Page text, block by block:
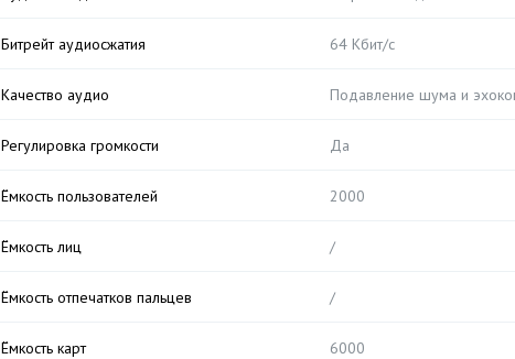
Битрейт аудиосжатия 64 Кбит/с
Качество аудио Подавление шума и
Регулировка громкости Да
Ёмкость пользователей 2000
Ёмкость лиц /
Ёмкость отпечатков пальцев /
Ёмкость карт 6000